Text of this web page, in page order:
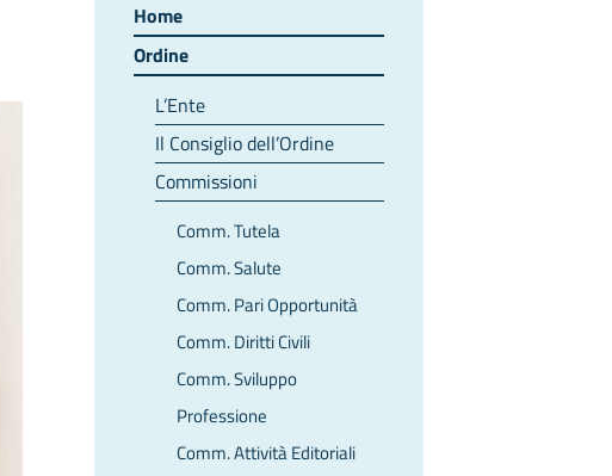
Home
Ordine
L’Ente
Il Consiglio dell’Ordine
Commissioni
Comm. Tutela
Comm. Salute
Comm. Pari Opportunità
Comm. Diritti Civili
Comm. Sviluppo
Professione
Comm. Attività Editoriali